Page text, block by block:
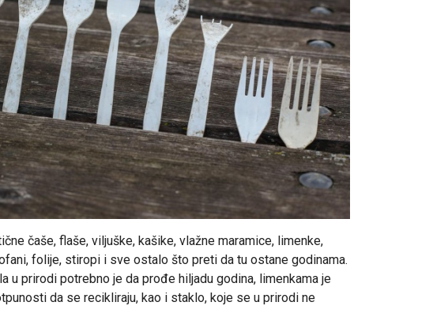
čaše, flaše, viljuške, kašike, vlažne maramice, limenke,
folije, stiropi i sve ostalo što preti da tu ostane godinama.
u prirodi potrebno je da prođe hiljadu godina, limenkama je
da se recikliraju, kao i staklo, koje se u prirodi ne